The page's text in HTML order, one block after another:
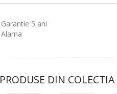
Garantie 5 ani
Alama
PRODUSE DIN COLECTIA